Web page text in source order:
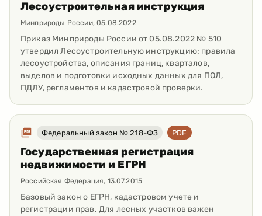
Лесоустроительная инструкция
Минприроды России,05.08.2022
Приказ Минприроды России от 05.08.2022 № 510
утвердил Лесоустроительную инструкцию: правила
лесоустройства, описания границ, кварталов,
выделов и подготовки исходных данных для ПОЛ,
ПДЛУ, регламентов и кадастровой проверки.
Федеральный закон № 218-ФЗ PDF
Государственная регистрация
недвижимости и ЕГРН
Российская Федерация, 13.07.2015
Базовый закон о ЕГРН, кадастровом учете и
регистрации прав. Для лесных участков важен